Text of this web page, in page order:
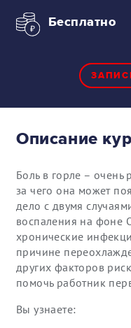
Бесплатно
Описание
Боль в горле –
за чего она может
дело с двумя
воспаления на фоне
хронические
причине
других факторов
помочь работник
Вы узнаете: